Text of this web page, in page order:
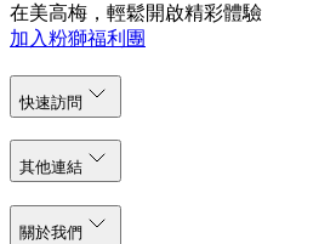
在美高梅，輕鬆開啟精彩體驗
加入粉獅福利團
快速訪問
其他連結
關於我們